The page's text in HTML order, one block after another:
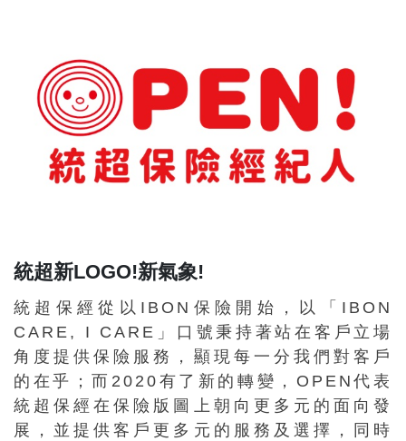
統超新LOGO!新氣象!
統超保經從以IBON保險開始，以「IBON
CARE, I CARE」口號秉持著站在客戶立場
角度提供保險服務，顯現每一分我們對客戶
的在乎；而2020有了新的轉變，OPEN代表
統超保經在保險版圖上朝向更多元的面向發
展，並提供客戶更多元的服務及選擇，同時